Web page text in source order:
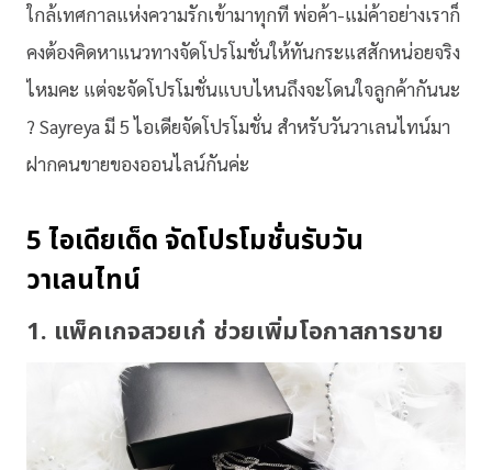
ใกล้เทศกาลแห่งความรักเข้ามาทุกที พ่อค้า-แม่ค้าอย่างเราก็
คงต้องคิดหาแนวทางจัดโปรโมชั่นให้ทันกระแสสักหน่อยจริง
ไหมคะ แต่จะจัดโปรโมชั่นแบบไหนถึงจะโดนใจลูกค้ากันนะ
? Sayreya มี 5 ไอเดียจัดโปรโมชั่น สำหรับวันวาเลนไทน์มา
ฝากคนขายของออนไลน์กันค่ะ
5 ไอเดียเด็ด จัดโปรโมชั่นรับวัน
วาเลนไทน์
1. แพ็คเกจสวยเก๋ ช่วยเพิ่มโอกาสการขาย